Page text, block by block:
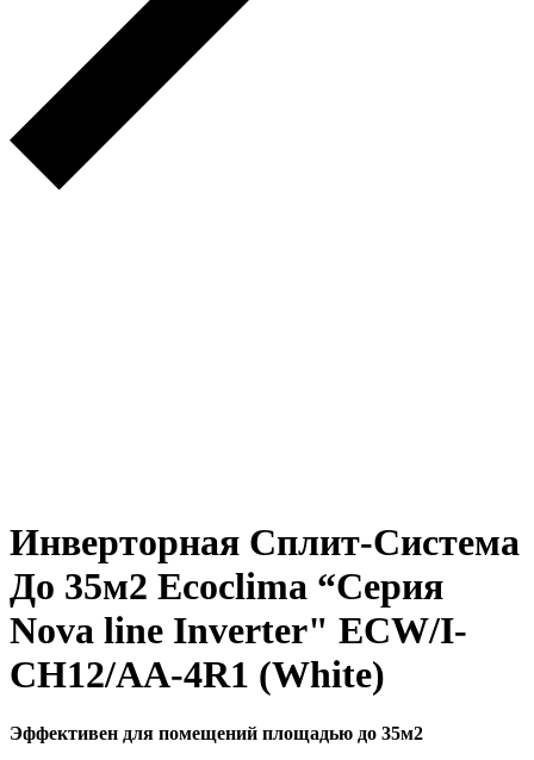
Инверторная Сплит-Система
До 35м2 Ecoclima “Серия
Nova line Inverter" ECW/I-
CH12/AA-4R1 (White)
Эффективен для помещений площадью до 35м2